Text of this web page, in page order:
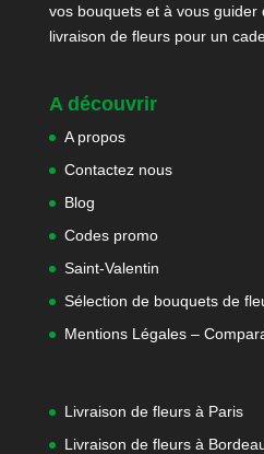
vos bouquets et à vous guider
livraison de fleurs pour un
A découvrir
A propos
Contactez nous
Blog
Codes promo
Saint-Valentin
Sélection de bouquets de
Mentions Légales –
Livraison de fleurs à Paris
Livraison de fleurs à